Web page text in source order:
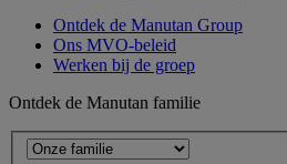
Ontdek de Manutan Group
Ons MVO-beleid
Werken bij de groep
Ontdek de Manutan familie